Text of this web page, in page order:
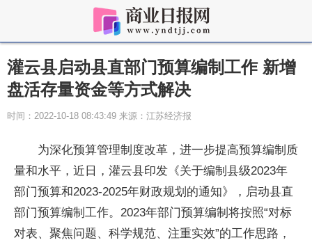
灌云县启动县直部门预算编制工作 新增
盘活存量资金等方式解决
时间：2022-10-18 08:43:49 来源：江苏经济报
为深化预算管理制度改革，进一步提高预算编制质
量和水平，近日，灌云县印发《关于编制县级2023年
部门预算和2023-2025年财政规划的通知》，启动县直
部门预算编制工作。2023年部门预算编制将按照“对标
对表、聚焦问题、科学规范、注重实效”的工作思路，